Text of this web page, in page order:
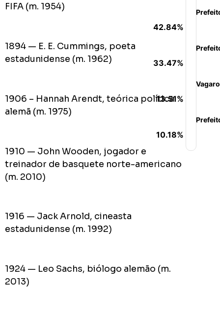
FIFA (m. 1954)
1894 — E. E. Cummings, poeta
estadunidense (m. 1962)
1906 – Hannah Arendt, teórica política
alemã (m. 1975)
1910 — John Wooden, jogador e
treinador de basquete norte-americano
(m. 2010)
1916 — Jack Arnold, cineasta
estadunidense (m. 1992)
1924 — Leo Sachs, biólogo alemão (m.
2013)
42.84%
33.47%
13.51%
10.18%